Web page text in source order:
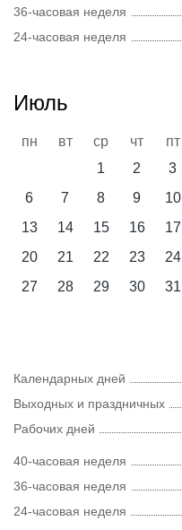
36-часовая неделя
24-часовая неделя
Июль
пн вт ср чт пт
1
2 3
6
7 8 9 10
13
14 15 16 17
20
21 22 23 24
27
28 29 30 31
Календарных дней
Выходных и праздничных
Рабочих дней
40-часовая неделя
36-часовая неделя
24-часовая неделя